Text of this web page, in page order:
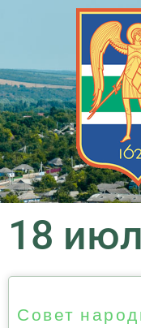
18
Совет